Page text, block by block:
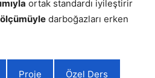
ortak standardı iyileştirir
darboğazları erken
Proje Özel Ders